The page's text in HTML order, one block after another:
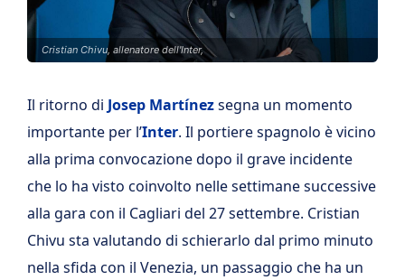
Cristian Chivu, allenatore dell'Inter,
Il ritorno di Josep Martínezsegna un momento
importante per l’Inter. Il portiere spagnolo è vicino
alla prima convocazione dopo il grave incidente
che lo ha visto coinvolto nelle settimane successive
alla gara con il Cagliari del 27 settembre. Cristian
Chivu sta valutando di schierarlo dal primo minuto
nella sfida con il Venezia, un passaggio che ha un